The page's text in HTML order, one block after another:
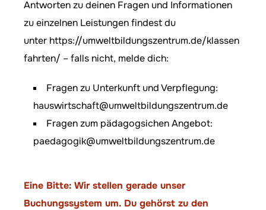
Antworten zu deinen Fragen und Informationen
zu einzelnen Leistungen findest du
unter https://umweltbildungszentrum.de/klassen
fahrten/ – falls nicht, melde dich:
Fragen zu Unterkunft und Verpflegung:
hauswirtschaft@umweltbildungszentrum.de
Fragen zum pädagogsichen Angebot:
paedagogik@umweltbildungszentrum.de
Eine Bitte: Wir stellen gerade unser
Buchungssystem um. Du gehörst zu den